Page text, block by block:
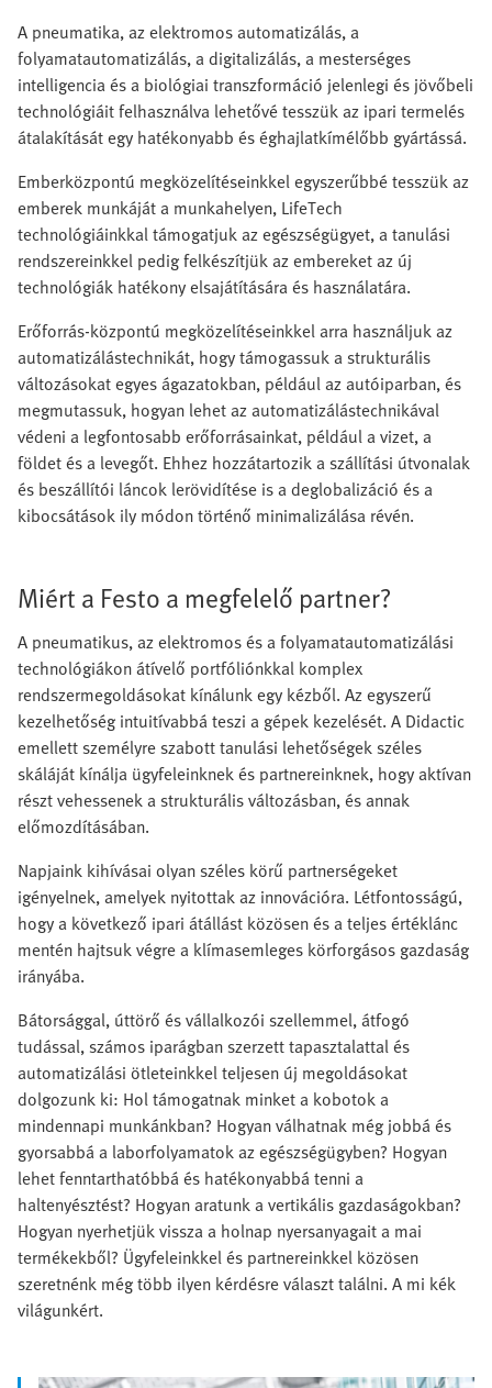
A pneumatika, az elektromos automatizálás, a
folyamatautomatizálás, a digitalizálás, a mesterséges
intelligencia és a biológiai transzformáció jelenlegi és jövőbeli
technológiáit felhasználva lehetővé tesszük az ipari termelés
átalakítását egy hatékonyabb és éghajlatkímélőbb gyártássá.
Emberközpontú megközelítéseinkkel egyszerűbbé tesszük az
emberek munkáját a munkahelyen, LifeTech
technológiáinkkal támogatjuk az egészségügyet, a tanulási
rendszereinkkel pedig felkészítjük az embereket az új
technológiák hatékony elsajátítására és használatára.
Erőforrás-központú megközelítéseinkkel arra használjuk az
automatizálástechnikát, hogy támogassuk a strukturális
változásokat egyes ágazatokban, például az autóiparban, és
megmutassuk, hogyan lehet az automatizálástechnikával
védeni a legfontosabb erőforrásainkat, például a vizet, a
földet és a levegőt. Ehhez hozzátartozik a szállítási útvonalak
és beszállítói láncok lerövidítése is a deglobalizáció és a
kibocsátások ily módon történő minimalizálása révén.
Miért a Festo a megfelelő partner?
A pneumatikus, az elektromos és a folyamatautomatizálási
technológiákon átívelő portfóliónkkal komplex
rendszermegoldásokat kínálunk egy kézből. Az egyszerű
kezelhetőség intuitívabbá teszi a gépek kezelését. A Didactic
emellett személyre szabott tanulási lehetőségek széles
skáláját kínálja ügyfeleinknek és partnereinknek, hogy aktívan
részt vehessenek a strukturális változásban, és annak
előmozdításában.
Napjaink kihívásai olyan széles körű partnerségeket
igényelnek, amelyek nyitottak az innovációra. Létfontosságú,
hogy a következő ipari átállást közösen és a teljes értéklánc
mentén hajtsuk végre a klímasemleges körforgásos gazdaság
irányába.
Bátorsággal, úttörő és vállalkozói szellemmel, átfogó
tudással, számos iparágban szerzett tapasztalattal és
automatizálási ötleteinkkel teljesen új megoldásokat
dolgozunk ki: Hol támogatnak minket a kobotok a
mindennapi munkánkban? Hogyan válhatnak még jobbá és
gyorsabbá a laborfolyamatok az egészségügyben? Hogyan
lehet fenntarthatóbbá és hatékonyabbá tenni a
haltenyésztést? Hogyan aratunk a vertikális gazdaságokban?
Hogyan nyerhetjük vissza a holnap nyersanyagait a mai
termékekből? Ügyfeleinkkel és partnereinkkel közösen
szeretnénk még több ilyen kérdésre választ találni. A mi kék
világunkért.